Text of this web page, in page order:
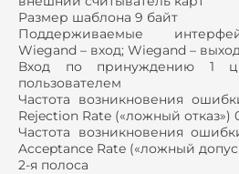
Размер шаблона 9 байт
Поддерживаемые
Wiegand – вход; Wiegand –
Вход по принуждению 1
пользователем
Частота возникновения
Rejection Rate («ложный отказ»)
Частота возникновения
Acceptance Rate («ложный
2-я полоса